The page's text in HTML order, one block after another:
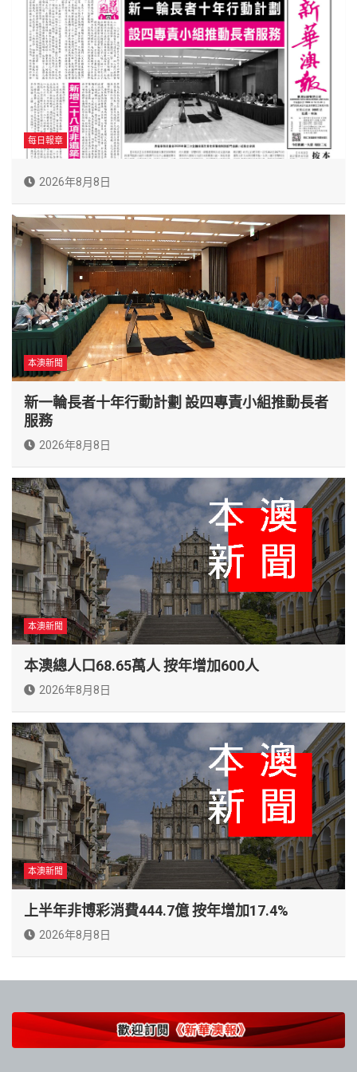
每日報章
2026年8月8日
本澳新聞
新一輪長者十年行動計劃 設四專責小組推動長者
服務
2026年8月8日
本澳新聞
本澳總人口68.65萬人 按年增加600人
2026年8月8日
本澳新聞
上半年非博彩消費444.7億 按年增加17.4%
2026年8月8日